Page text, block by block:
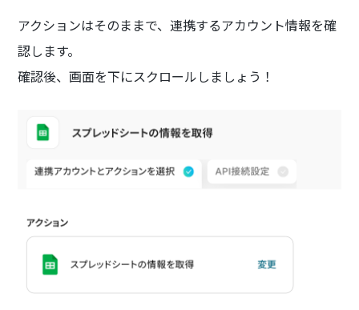
アクションはそのままで、連携するアカウント情報を確
認します。
確認後、画面を下にスクロールしましょう！